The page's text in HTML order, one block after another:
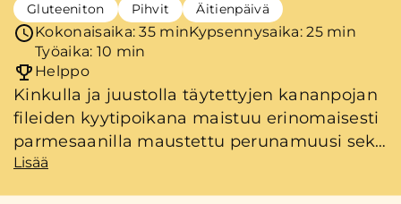
Gluteeniton Pihvit Äitienpäivä
Kokonaisaika: 35 minKypsennysaika: 25 min
Työaika: 10 min
Helppo
Kinkulla ja juustolla täytettyjen kananpojan
fileiden kyytipoikana maistuu erinomaisesti
parmesaanilla maustettu perunamuusi sekä
curry-crème fraiche. Fileiden paiston
Lisää